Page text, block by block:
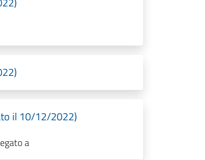
il 10/12/2022)
a